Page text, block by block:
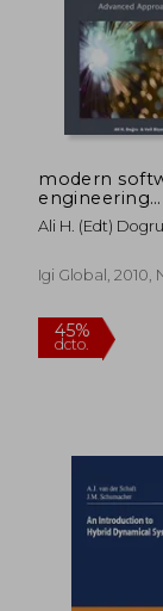
45%
dcto.
modern
engineering
concepts and
Ali H. (edt) Dogru
Igi Global, 2010,